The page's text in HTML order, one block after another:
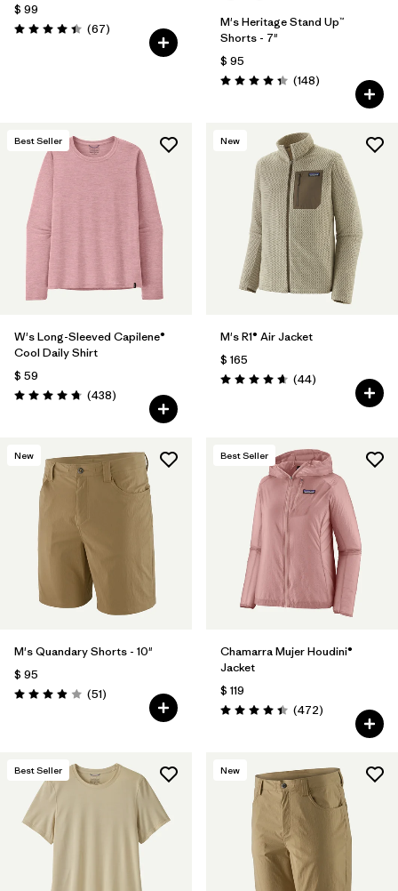
$ 99
Valoración: 4.4 / 5
(67Comentarios
)
M's Heritage Stand Up™
Shorts - 7"
$ 95
Valoración: 4.4 / 5
(148Comentarios
)
Best Seller
W's Long-Sleeved Capilene®
Cool Daily Shirt
$ 59
Valoración: 4.7 / 5
(438Comentarios
)
New
M's R1® Air Jacket
$ 165
Valoración: 4.7 / 5
(44Comentarios
)
New
M's Quandary Shorts - 10"
$ 95
Valoración: 3.9 / 5
(51Comentarios
)
Best Seller
Chamarra Mujer Houdini®
Jacket
$ 119
Valoración: 4.5 / 5
(472Comentarios
)
Best Seller New